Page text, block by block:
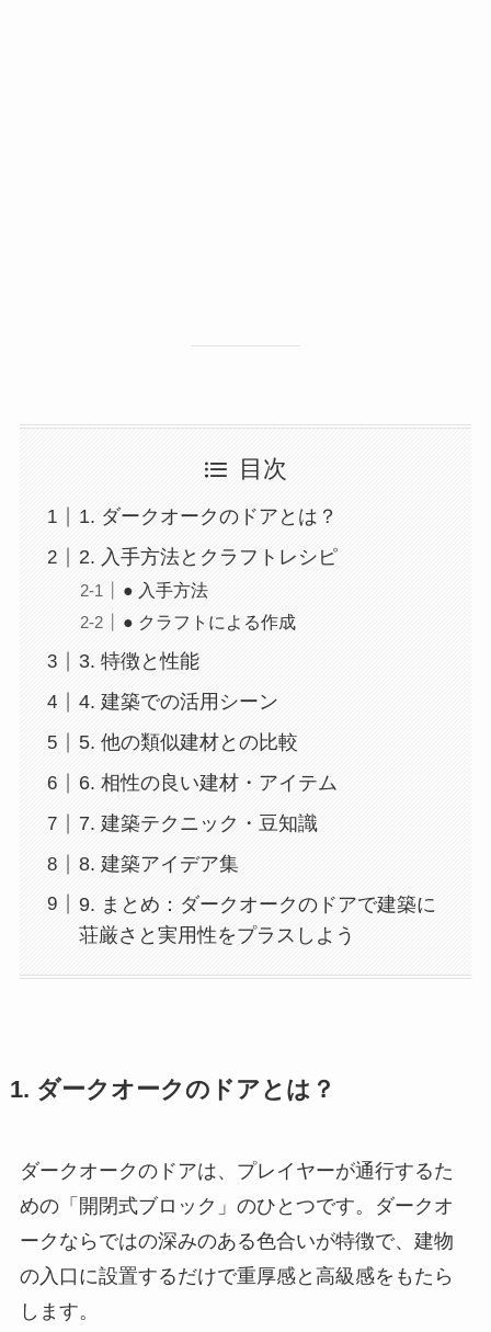
目次
1. ダークオークのドアとは？
2. 入手方法とクラフトレシピ
● 入手方法
● クラフトによる作成
3. 特徴と性能
4. 建築での活用シーン
5. 他の類似建材との比較
6. 相性の良い建材・アイテム
7. 建築テクニック・豆知識
8. 建築アイデア集
9. まとめ：ダークオークのドアで建築に
荘厳さと実用性をプラスしよう
1. ダークオークのドアとは？
ダークオークのドアは、プレイヤーが通行するた
めの「開閉式ブロック」のひとつです。ダークオ
ークならではの深みのある色合いが特徴で、建物
の入口に設置するだけで重厚感と高級感をもたら
します。